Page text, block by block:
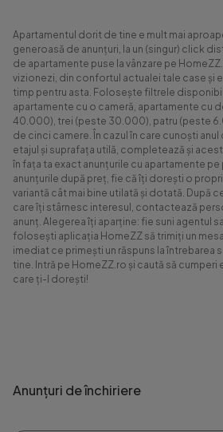
Apartamentul dorit de tine e mult mai
generoasă de anunțuri, la un (singur) click
de apartamente puse la vânzare pe
vizionezi, din confortul actualei tale case și
timp pentru asta. Folosește filtrele
apartamente cu o cameră, apartamente cu
40.000), trei (peste 30.000), patru (peste
de cinci camere. În cazul în care cunoști
etajul și suprafața utilă, completează și
în fața ta exact anunțurile cu apartamente
anunțurile după preț, fie că îți dorești o
variantă cât mai bine utilată și dotată. După
care îți stârnesc interesul, contactează
anunț. Alegerea îți aparține: fie suni agentul
folosești aplicația HomeZZ să trimiți un
imediat ce primești un răspuns la întrebarea
tine. Intră pe HomeZZ.ro și caută să cumperi
care ți-l dorești!
Anunțuri de închiriere